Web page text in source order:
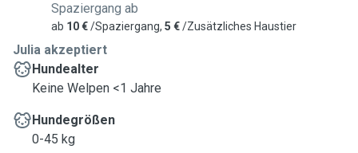
Spaziergang ab
ab 10 €/Spaziergang, 5 €/Zusätzliches Haustier
Julia akzeptiert
Hundealter
Keine Welpen <1 Jahre
Hundegrößen
0-45 kg